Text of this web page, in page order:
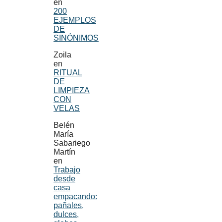
en
200
EJEMPLOS
DE
SINÓNIMOS
Zoila
en
RITUAL
DE
LIMPIEZA
CON
VELAS
Belén
María
Sabariego
Martín
en
Trabajo
desde
casa
empacando:
pañales,
dulces,